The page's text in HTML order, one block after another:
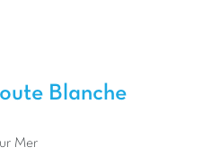
Blanche
Mer